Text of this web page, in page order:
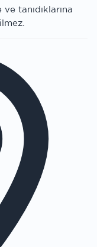
tanıdıklarına